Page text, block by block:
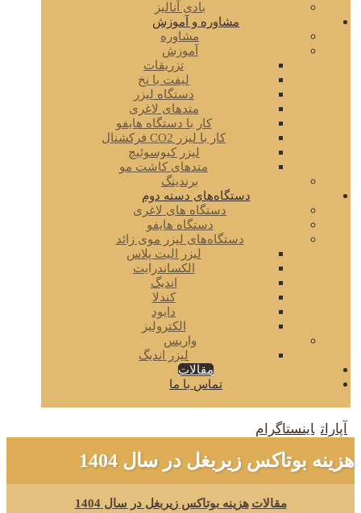
بادی آنالیز
مشاوره و آموزش
مشاوره
آموزش
تزریقات
لیفت با نخ
دستگاه لیزر
متدهای لاغری
کار با دستگاه هایفو
کار با لیزر CO2 فرکشنال
لیزر کیوسوئیچ
متدهای کاشت مو
برندینگ
دستگاه‌های دسته دوم
دستگاه های لاغری
دستگاه هایفو
دستگاه‌های لیزر موی زائد
لیزر الیت پلاس
الکساندرایت
اندیگ
کندلا
دایود
الکترولیز
واریس
لیزر اندیگ
مقالات
تماس با ما
آپارات اینستاگرام
هزینه بوتاکس زیربغل در سال 1404
مقالات هزینه بوتاکس زیربغل در سال 1404